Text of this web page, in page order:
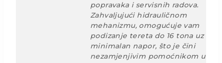
popravaka i servisnih radova.
Zahvaljujući hidrauličnom
mehanizmu, omogućuje vam
podizanje tereta do 16 tona uz
minimalan napor, što je čini
nezamjenjivim pomoćnikom u